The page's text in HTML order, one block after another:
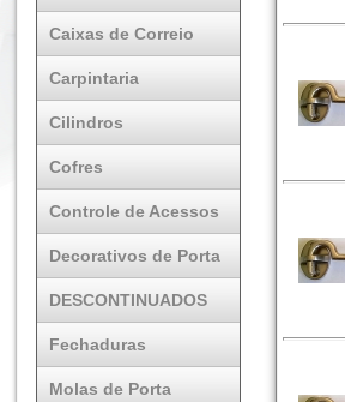
Caixas de Correio
Carpintaria
Cilindros
Cofres
Controle de Acessos
Decorativos de Porta
DESCONTINUADOS
Fechaduras
Molas de Porta